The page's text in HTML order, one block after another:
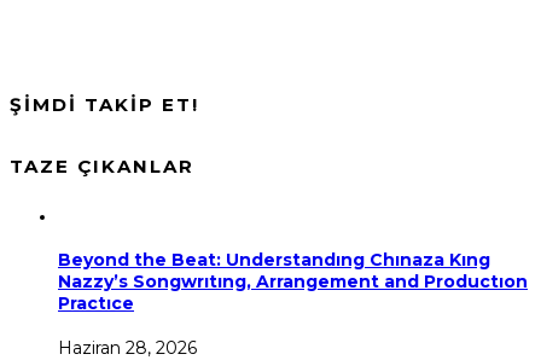
ŞİMDİ TAKİP ET!
TAZE ÇIKANLAR
Beyond the Beat: Understandıng Chınaza Kıng
Nazzy’s Songwrıtıng, Arrangement and Productıon
Practıce
Haziran 28, 2026